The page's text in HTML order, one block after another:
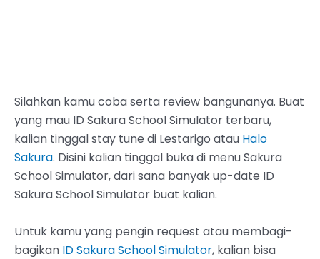
Silahkan kamu coba serta review bangunanya. Buat
yang mau ID Sakura School Simulator terbaru,
kalian tinggal stay tune di Lestarigo atau Halo
Sakura. Disini kalian tinggal buka di menu Sakura
School Simulator, dari sana banyak up-date ID
Sakura School Simulator buat kalian.
Untuk kamu yang pengin request atau membagi-
bagikanID Sakura School Simulator, kalian bisa